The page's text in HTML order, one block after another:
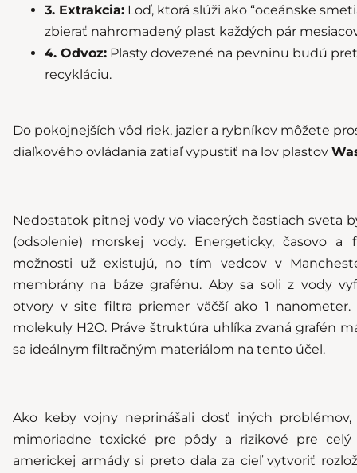
3. Extrakcia: Loď, ktorá slúži ako “oceánske
zbierať nahromadený plast každých pár
4. Odvoz: Plasty dovezené na pevninu budú
recykláciu.
Do pokojnejších vôd riek, jazier a rybníkov môžete
diaľkového ovládania zatiaľ vypustiť na lov plastov
Nedostatok pitnej vody vo viacerých častiach sveta
(odsolenie) morskej vody. Energeticky, časovo a
možnosti už existujú, no tím vedcov v
membrány na báze grafénu. Aby sa soli z vody
otvory v site filtra priemer väčší ako 1
molekuly H2O. Práve štruktúra uhlíka zvaná grafén
sa ideálnym filtračným materiálom na tento účel.
Ako keby vojny neprinášali dosť iných
mimoriadne toxické pre pôdy a rizikové pre celý
americkej armády si preto dala za cieľ vytvoriť